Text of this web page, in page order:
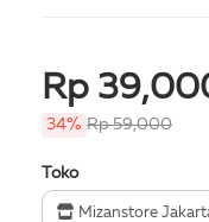
Rp
34% Rp 59,000
Toko
Mizanstore